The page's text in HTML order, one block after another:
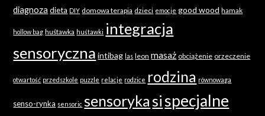
diagnoza dieta DIY domowa terapia dzieci emocje good wood hamak
hollow bag huśtawka huśtawki integracja
sensoryczna intibag las leon masaż obciążenie orzeczenie
otwartość przedszkole puzzle relacje rodzice rodzina równowaga
senso-rynka sensoric sensoryka sispecjalne